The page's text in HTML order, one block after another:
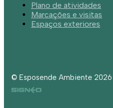
Plano de atividades
Marcações e visitas
Espaços exteriores
© Esposende Ambiente 2026